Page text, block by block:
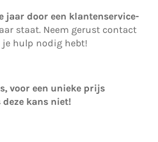
jaar door een klantenservice-
staat. Neem gerust contact
hulp nodig hebt!
voor een unieke prijs
kans niet!